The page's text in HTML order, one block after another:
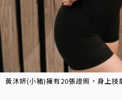
黃沐妍(小豬)擁有20張證照，身上技